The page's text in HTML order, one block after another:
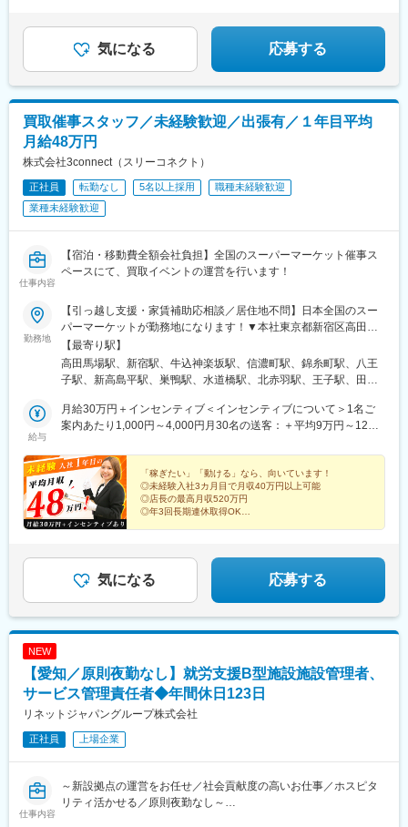
★座学×実践形式の手厚い研修制度
★資格取得支援：費用援助、勉強会他
気になる 応募する
買取催事スタッフ／未経験歓迎／出張有／１年目平均
月給48万円
株式会社3connect（スリーコネクト）
正社員 転勤なし 5名以上採用
職種未経験歓迎
業種未経験歓迎
仕事内容
【宿泊・移動費全額会社負担】全国のスーパーマーケット催事ス
ペースにて、買取イベントの運営を行います！
勤務地
【引っ越し支援・家賃補助応相談／居住地不問】日本全国のスー
パーマーケットが勤務地になります！▼本社東京都新宿区高田馬
場4-9-11☆ JR山手線・西武新宿線・東京メトロ東西線「高田馬場
駅」より徒歩2分※受動喫煙対策あり※転勤なし※催事は1週間単位
で開催場所が変わります。東京・愛知を起点に、広島・兵庫など
ます。※現場間の移動は店長の車両で行います。＼働き方の特徴
／・会社への毎日出社はありません・催事会場へ直行直帰が基
を舞台に働くスタイルです！
【最寄り駅】
高田馬場駅、新宿駅、牛込神楽坂駅、信濃町駅、錦糸町駅、八王
子駅、新高島平駅、巣鴨駅、水道橋駅、北赤羽駅、王子駅、田端
駅、神保町駅、豊洲駅、小岩駅、下高井戸駅、京成小岩駅、京成
高砂駅、池袋駅、三鷹駅、幡ケ谷駅、花小金井駅、品川駅、羽村
上水駅、東福生駅、清瀬駅、経堂駅、上町駅、多摩湖駅、上野
駅、町田駅、平塚駅、菊名駅、東山田駅、新百合ケ丘駅、横浜
駅、宮崎台駅、大倉山駅(神奈川県)、妙蓮寺駅、子安駅、下曽我
駅、根岸駅(神奈川県)、上永谷駅、小田原駅、本郷台駅、茅ケ崎
駅、二宮駅、新松田駅、足柄駅(神奈川県)、片瀬江ノ島駅、湘南台
子駅、春日部駅、志久駅、新座駅、北上尾駅、さいたま新都心
駅、南越谷駅、武蔵高萩駅、武州唐沢駅、三郷中央駅、三峰口
駅、鳩ケ谷駅、鶴瀬駅、蒲生駅、西大宮駅、南大塚駅、笠幡駅、
線)、市川駅、土気駅、新茂原駅、東金駅、南酒々井駅、京成西船
駅、秋山駅、西船橋駅、市川塩浜駅、銚子駅、柏駅、蘇我駅、五
井駅、京成酒々井駅、野田市駅、今池駅(愛知県)、近鉄名古屋駅、
蟹江駅、金山駅(愛知県)、栄駅(愛知県)、千種駅、鶴舞駅、藤が丘
駅(愛知県)、尾張一宮駅、中部国際空港駅(鉄道)、黒川駅(愛知
県)、知多半田駅、春田駅、常滑駅、八幡新田駅、尾張森岡駅、刈
谷市駅、黒笹駅、日比野駅(名鉄線)、神戸駅(兵庫県)、社町駅、法
給与
月給30万円＋インセンティブ＜インセンティブについて＞1名ご
案内あたり1,000円～4,000円月30名の送客：＋平均9万円～12万
んどクリアできるので、皆インセンティブ＋9万円は当たり前に受
け取っています。※稼働日数によって、金額が変動する場合があり
ます。▼平均月収平均月収48万円（月給30万円＋インセンティブ
18万円）※未経験入社1年目スタッフ10名・2025年度実績未経験
スタートでも、コミュニケーション力次第で初月から高収入を目
収は520万円！普段も月収100万円超は当たり前に到達できます。
▼平均月収平均月収90万円 ※店長7名・2025年度実績例）月売上
600万円以下：歩合10％月売上600万円超：歩合15％※売上水準に
応じて歩合率が上がる仕組みです。
「稼ぎたい」「動ける」なら、向いています！
◎未経験入社3カ月目で月収40万円以上可能
◎店長の最高月収520万円
◎年3回長期連休取得OK
気になる 応募する
NEW
【愛知／原則夜勤なし】就労支援B型施設施設管理者、
サービス管理責任者◆年間休日123日
リネットジャパングループ株式会社
正社員 上場企業
仕事内容
～新設拠点の運営をお任せ／社会貢献度の高いお仕事／ホスピタ
リティ活かせる／原則夜勤なし～